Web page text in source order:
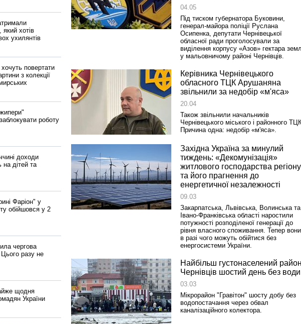
який хотів
ухилянтів
повертати
з колекції
роботу
доходи
дітей та
Фаріон" у
обійшовся у 2
чергова
разу не
щодня
України
04.05
Під тиском губернатора Буковини,
генерал-майора поліції Руслана
Осипенка, депутати Чернівецької
обласної ради проголосували за
виділення корпусу «Азов» гектара
у мальовничому районі Чернівців.
Керівника Чернівецького
обласного ТЦК Арушаняна
звільнили за недобір «м'яса»
20.04
Також звільнили начальників
Чернівецького міського і районного
Причина одна: недобір «м'яса».
Західна Україна за минулий
тиждень: «Декомунізація»
житлового господарства регіону
та його прагнення до
енергетичної незалежності
09.03
Закарпатська, Львівська, Волинська та
Івано-Франківська області наростили
потужності розподіленої генерації до
рівня власного споживання. Тепер вони
в разі чого можуть обійтися без
енергосистеми України.
Найбільш густонаселений район
Чернівців шостий день без води
03.03
Мікрорайон "Гравітон" шосту добу без
водопостачання через обвал
каналізаційного колектора.
1918 року у Львові